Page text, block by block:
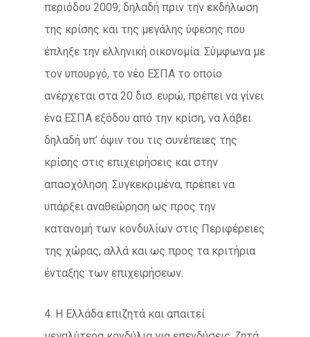
περιόδου 2009, δηλαδή πριν την εκδήλωση
της κρίσης και της μεγάλης ύφεσης που
έπληξε την ελληνική οικονομία. Σύμφωνα με
τον υπουργό, το νέο ΕΣΠΑ το οποίο
ανέρχεται στα 20 δισ. ευρώ, πρέπει να γίνει
ένα ΕΣΠΑ εξόδου από την κρίση, να λάβει
δηλαδή υπ’ όψιν του τις συνέπειες της
κρίσης στις επιχειρήσεις και στην
απασχόληση. Συγκεκριμένα, πρέπει να
υπάρξει αναθεώρηση ως προς την
κατανομή των κονδυλίων στις Περιφέρειες
της χώρας, αλλά και ως προς τα κριτήρια
ένταξης των επιχειρήσεων.
4. Η Ελλάδα επιζητά και απαιτεί